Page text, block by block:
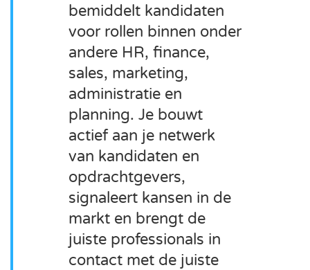
bemiddelt kandidaten
voor rollen binnen onder
andere HR, finance,
sales, marketing,
administratie en
planning. Je bouwt
actief aan je netwerk
van kandidaten en
opdrachtgevers,
signaleert kansen in de
markt en brengt de
juiste professionals in
contact met de juiste